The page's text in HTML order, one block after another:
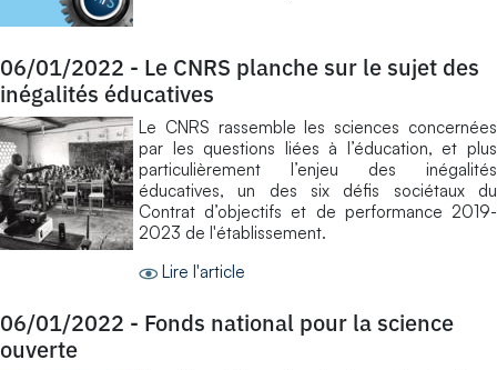
06/01/2022 - Le CNRS planche sur le sujet des
inégalités éducatives
Le CNRS rassemble les sciences concernées
par les questions liées à l’éducation, et plus
particulièrement l’enjeu des inégalités
éducatives, un des six défis sociétaux du
Contrat d’objectifs et de performance 2019-
2023 de l'établissement.
Lire l'article
06/01/2022 - Fonds national pour la science
ouverte